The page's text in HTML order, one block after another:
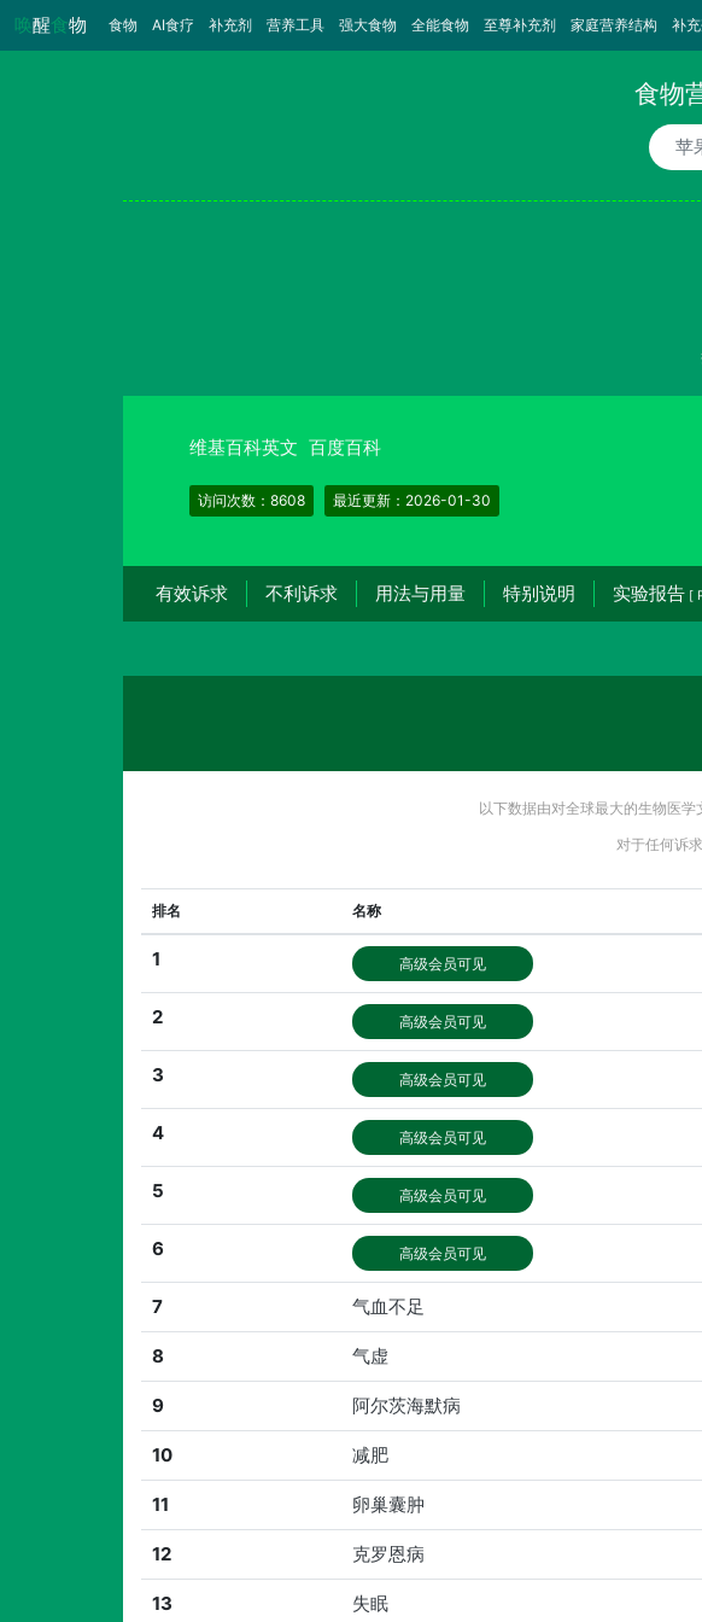
唤醒食物 食物 （当前）
AI食疗 补充剂 营养工具 强大食物 全能食物 至尊补充剂 家庭营养结构 补
食物
食物/AI食疗诉求/补
维基百科英文 百度百科
访问次数：8608 最近更新：2026-01-30
有效诉求 不利诉求 用法与用量 特别说明 实验报告 [
以下数据由对全球最大的生物医
对于任何诉
排名 名称
1 高级会员可见
2 高级会员可见
3 高级会员可见
4 高级会员可见
5 高级会员可见
6 高级会员可见
7 气血不足
8 气虚
9 阿尔茨海默病
10 减肥
11 卵巢囊肿
12 克罗恩病
13 失眠